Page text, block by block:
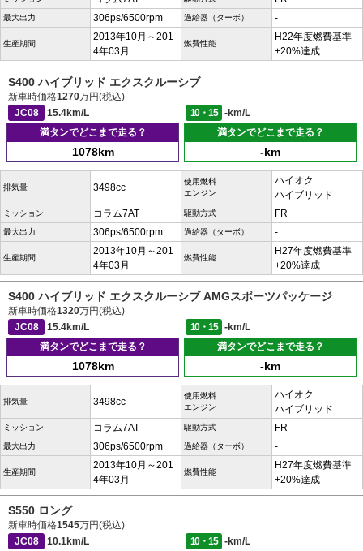
最大出力 306ps/6500rpm 過給器（ターボ） -
生産期間
2013年10月～201
4年03月
燃費性能
H22年度燃費基準
+20%達成
S400 ハイブリッド エクスクルーシブ
新車時価格1270万円(税込)
JC08
15.4km/L 10・15
-km/L
満タンでどこまで走る？
1078km
満タンでどこまで走る？
-km
排気量 3498cc
使用燃料
エンジン
ハイオク
ハイブリッド
ミッション コラム7AT 駆動方式 FR
最大出力 306ps/6500rpm 過給器（ターボ） -
生産期間
2013年10月～201
4年03月
燃費性能
H27年度燃費基準
+20%達成
S400 ハイブリッド エクスクルーシブ AMGスポーツパッケージ
新車時価格1320万円(税込)
JC08
15.4km/L 10・15
-km/L
満タンでどこまで走る？
1078km
満タンでどこまで走る？
-km
排気量 3498cc
使用燃料
エンジン
ハイオク
ハイブリッド
ミッション コラム7AT 駆動方式 FR
最大出力 306ps/6500rpm 過給器（ターボ） -
生産期間
2013年10月～201
4年03月
燃費性能
H27年度燃費基準
+20%達成
S550 ロング
新車時価格1545万円(税込)
JC08
10.1km/L 10・15 -km/L